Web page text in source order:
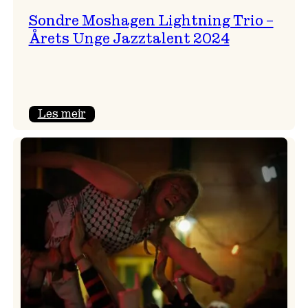
Sondre Moshagen Lightning Trio –
Årets Unge Jazztalent 2024
Les meir:
Lightning
Trio
–
Årets
Unge
Jazztalent
2024